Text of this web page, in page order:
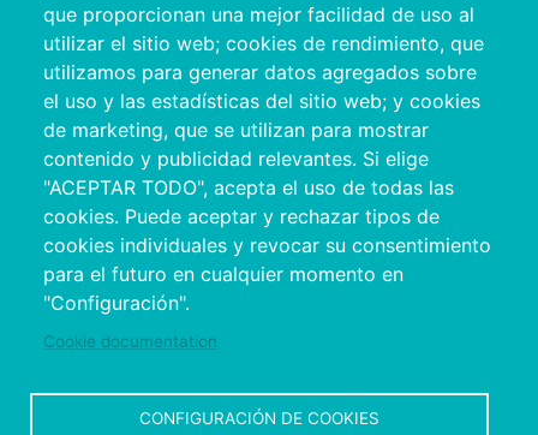
10
que proporcionan una mejor facilidad de uso al
utilizar el sitio web; cookies de rendimiento, que
utilizamos para generar datos agregados sobre
el uso y las estadísticas del sitio web; y cookies
de marketing, que se utilizan para mostrar
contenido y publicidad relevantes. Si elige
"ACEPTAR TODO", acepta el uso de todas las
cookies. Puede aceptar y rechazar tipos de
cookies individuales y revocar su consentimiento
para el futuro en cualquier momento en
"Configuración".
Cookie documentation
CONFIGURACIÓN DE COOKIES
Información de interés